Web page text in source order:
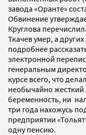
завода «Оранте»
Обвинение
Круглова
Ткачев умер, а
подробнее
электронной
генеральным
курсе всего, что
необычайно
беременность, ни
три года нахожусь
предприятии
одну пенсию.